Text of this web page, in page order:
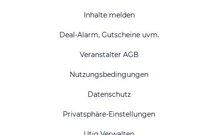
Inhalte melden
Deal-Alarm, Gutscheine uvm.
Veranstalter AGB
Nutzungsbedingungen
Datenschutz
Privatsphäre-Einstellungen